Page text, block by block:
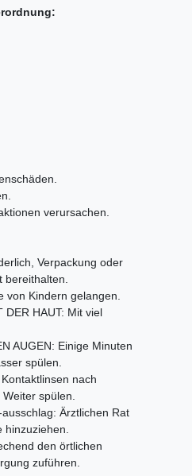
verursachen.
Verpackung oder
bereithalten.
von Kindern gelangen.
DER HAUT: Mit viel
AUGEN: Einige Minuten
spülen.
nach
spülen.
Ärztlichen Rat
den örtlichen
zuführen.